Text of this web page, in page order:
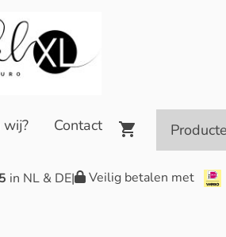
Contact
in NL & DE| Veilig betalen met